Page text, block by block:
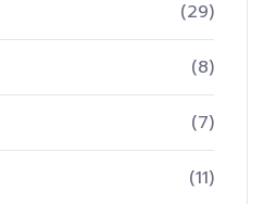
(29)
(8)
(7)
(11)